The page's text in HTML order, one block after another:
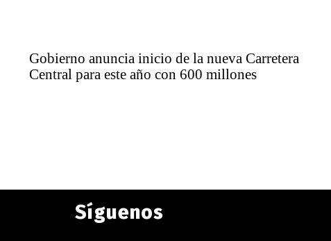
Gobierno anuncia inicio de la nueva Carretera
Central para este año con 600 millones
Síguenos